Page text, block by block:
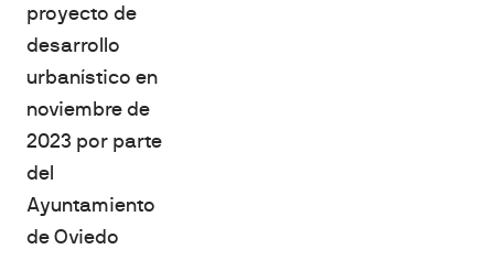
proyecto de
desarrollo
urbanístico en
noviembre de
2023 por parte
del
Ayuntamiento
de Oviedo